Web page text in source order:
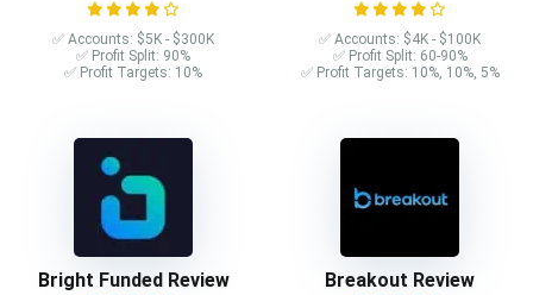
✅ Accounts: $5K - $300K
✅ Profit Split: 90%
✅ Profit Targets: 10%
✅ Accounts: $4K - $100K
✅ Profit Split: 60-90%
✅ Profit Targets: 10%, 10%, 5%
Bright Funded Review Breakout Review